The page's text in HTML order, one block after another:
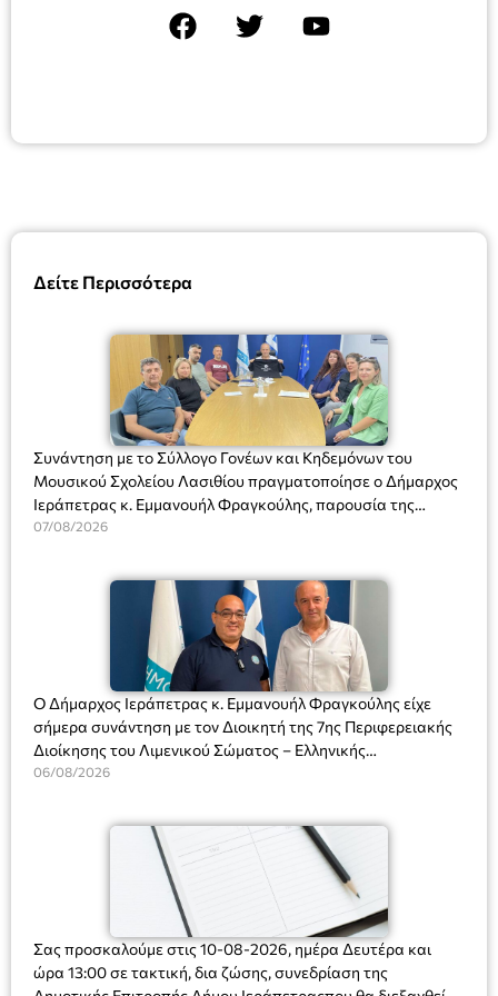
Δείτε Περισσότερα
Συνάντηση με το Σύλλογο Γονέων και Κηδεμόνων του
Μουσικού Σχολείου Λασιθίου πραγματοποίησε ο Δήμαρχος
Ιεράπετρας κ. Εμμανουήλ Φραγκούλης, παρουσία της
Διευθύντριας του σχολείου κας Μαριάννας Χαΐτα.
07/08/2026
Ο Δήμαρχος Ιεράπετρας κ. Εμμανουήλ Φραγκούλης είχε
σήμερα συνάντηση με τον Διοικητή της 7ης Περιφερειακής
Διοίκησης του Λιμενικού Σώματος – Ελληνικής
Ακτοφυλακής (Λ.Σ.-ΕΛ.ΑΚΤ.), Αρχιπλοίαρχο Λ.Σ. κ. Ιωάννη
06/08/2026
Σας προσκαλούμε στις 10-08-2026, ημέρα Δευτέρα και
ώρα 13:00 σε τακτική, δια ζώσης, συνεδρίαση της